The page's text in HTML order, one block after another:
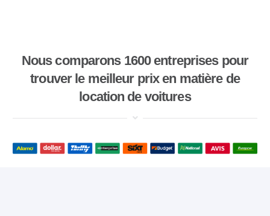
Nous comparons 1600 entreprises pour
trouver le meilleur prix en matière de
location de voitures